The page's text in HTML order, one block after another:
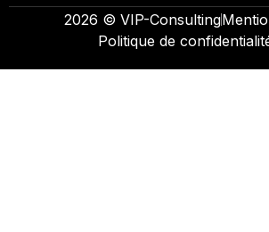
2026 © VIP-Consulting
Politique de